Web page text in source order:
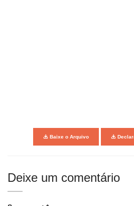
Baixe o Arquivo
Deixe um comentário